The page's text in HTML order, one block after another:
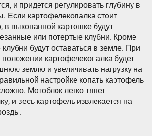
и придется регулировать глубину в
Если картофелекопалка стоит
в выкопанной картошке будут
или потертые клубни. Кроме
клубни будут оставаться в земле. При
картофелекопалка будет
землю и увеличивать нагрузку на
настройке копать картофель
Мотоблок легко тянет
и весь картофель извлекается на